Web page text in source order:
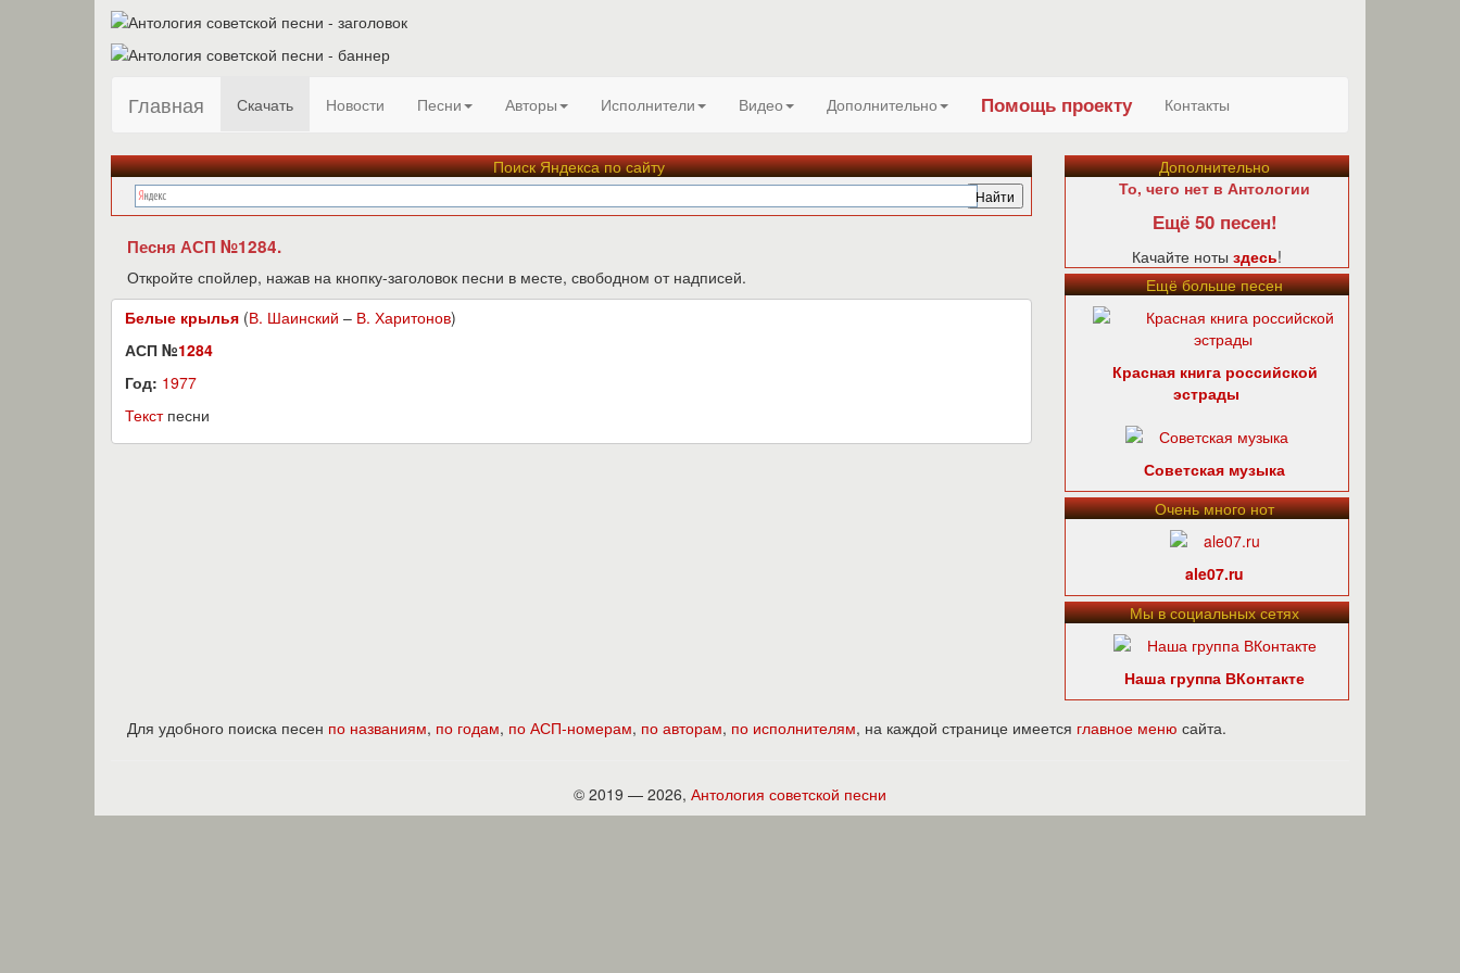
Главная Скачать Новости Песни Авторы Исполнители Видео Дополнительно Помощь проекту Контакты
Поиск Яндекса по сайту
Песня АСП №1284.
Откройте спойлер, нажав на кнопку-заголовок песни в месте, свободном от надписей.
Белые крылья (В. Шаинский – В. Харитонов)
АСП №1284
Год: 1977
Текстпесни
Дополнительно
То, чего нет в Антологии
Ещё 50 песен!
Качайте ноты здесь!
Ещё больше песен
Красная книга российской
эстрады
Советская музыка
Очень много нот
ale07.ru
Мы в социальных сетях
Наша группа ВКонтакте
Для удобного поиска песен по названиям, по годам, по АСП-номерам, по авторам, по исполнителям, на каждой странице имеется главное меню сайта.
© 2019 — 2026, Антология советской песни